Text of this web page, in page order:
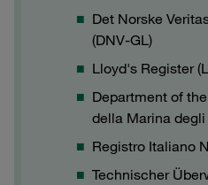
Det Norske
(DNV-GL)
Lloyd's Register
Department of
della Marina
Registro Italiano
Technischer